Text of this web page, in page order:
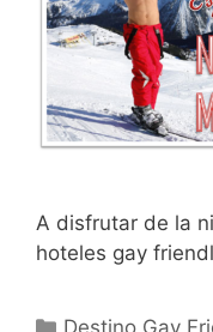
A disfrutar de la
hoteles gay
Categorías
Destino Gay